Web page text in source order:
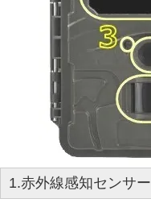
1.赤外線感知センサー